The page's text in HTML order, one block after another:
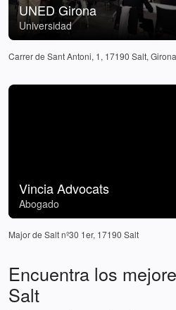
UNED Girona
Universidad
Carrer de Sant Antoni, 1, 17190 Salt, Girona
Vincia Advocats
Abogado
Major de Salt nº30 1er, 17190 Salt
Encuentra los
Salt